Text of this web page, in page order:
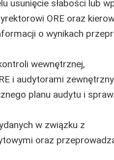
usunięcie słabości lub
ORE oraz
o wynikach
wewnętrznej,
i audytorami
planu audytu i
w związku z
oraz